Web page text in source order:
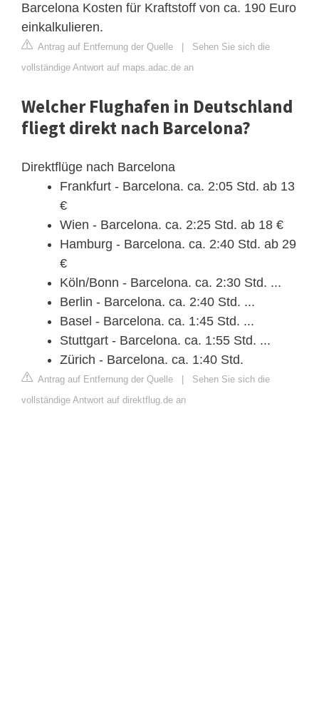
Barcelona Kosten für Kraftstoff von ca. 190 Euro
einkalkulieren.
Antrag auf Entfernung der Quelle | Sehen Sie sich die
vollständige Antwort auf maps.adac.de an
Welcher Flughafen in Deutschland
fliegt direkt nach Barcelona?
Direktflüge nach Barcelona
Frankfurt - Barcelona. ca. 2:05 Std. ab 13
€
Wien - Barcelona. ca. 2:25 Std. ab 18 €
Hamburg - Barcelona. ca. 2:40 Std. ab 29
€
Köln/Bonn - Barcelona. ca. 2:30 Std. ...
Berlin - Barcelona. ca. 2:40 Std. ...
Basel - Barcelona. ca. 1:45 Std. ...
Stuttgart - Barcelona. ca. 1:55 Std. ...
Zürich - Barcelona. ca. 1:40 Std.
Antrag auf Entfernung der Quelle | Sehen Sie sich die
vollständige Antwort auf direktflug.de an